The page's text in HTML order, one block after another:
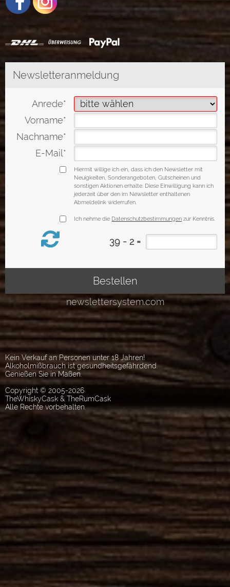
Kein Verkauf an Personen unter 18 Jahren!
Alkoholmißbrauch ist gesundheitsgefährdend.
Genießen Sie in Maßen.
Copyright © 2005-2026
TheWhiskyCask & TheRumCask
Alle Rechte vorbehalten.